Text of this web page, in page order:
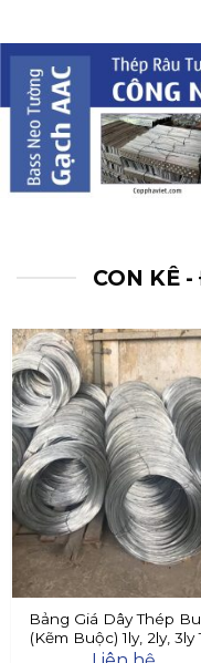
CON KÊ
Bảng Giá Dây Thép
(Kẽm Buộc) 1ly, 2ly, 3ly
Đây